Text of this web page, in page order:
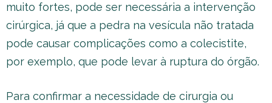
muito fortes, pode ser necessária a intervenção
cirúrgica, já que a pedra na vesícula não tratada
pode causar complicações como a colecistite,
por exemplo, que pode levar à ruptura do órgão.
Para confirmar a necessidade de cirurgia ou